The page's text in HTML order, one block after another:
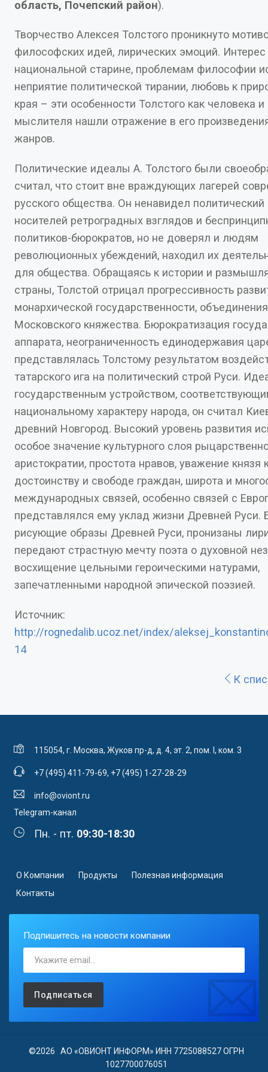
область, Почепский район).
Творчество Алексея Толстого проникнуто
философских идей, лирических эмоций. Интерес к
национальной старине, проблемам философии
неприятие политической тирании, любовь к
края – эти особенности Толстого как человека и как
мыслителя нашли отражение в его
жанров.
Политические идеалы А. Толстого были
считал, что стоит вне враждующих лагерей современного
русского общества. Он ненавидел политический гнет, презирал
носителей ретроградных взглядов и
политиков-бюрократов, но не доверял и людям
революционных убеждений, находил их деятельность вредной
для общества. Обращаясь к истории и
страны, Толстой отрицал прогрессивность
монархической государственности, объединения Руси вокруг
Московского княжества. Бюрократизация государственного
аппарата, неограниченность единодержавия
представлялась Толстому результатом
татарского ига на политический строй Руси. Идеальным
государственным устройством,
национальному характеру народа, он считал
древний Новгород. Высокий уровень развития искусства,
особое значение культурного слоя рыцарственной
аристократии, простота нравов, уважение князя
достоинству и свободе граждан, широта и
международных связей, особенно связей с Европой, - таким
представлялся ему уклад жизни Древней Руси. Баллады,
рисующие образы Древней Руси, пронизаны
передают страстную мечту поэта о духовной независимости,
восхищение цельными героическими натурами,
запечатленными народной эпической поэзией.
Источник:
http://rognedalib.ucoz.net/index/
14
К
115054, г. Москва, Жуков пр-д, д. 4, эт. 2, пом. I, ком. 3
+7 (495) 411-79-69, +7 (495) 1-27-28-29
info@oviont.ru
Telegram-канал
Пн. - пт. 09:30-18:30
О Компании Продукты
Полезная информация
Контакты
Подпишитесь на новости компании
Подписаться
©2026 АО «ОВИОНТ ИНФОРМ» ИНН 7725088527 ОГРН
1027700076051